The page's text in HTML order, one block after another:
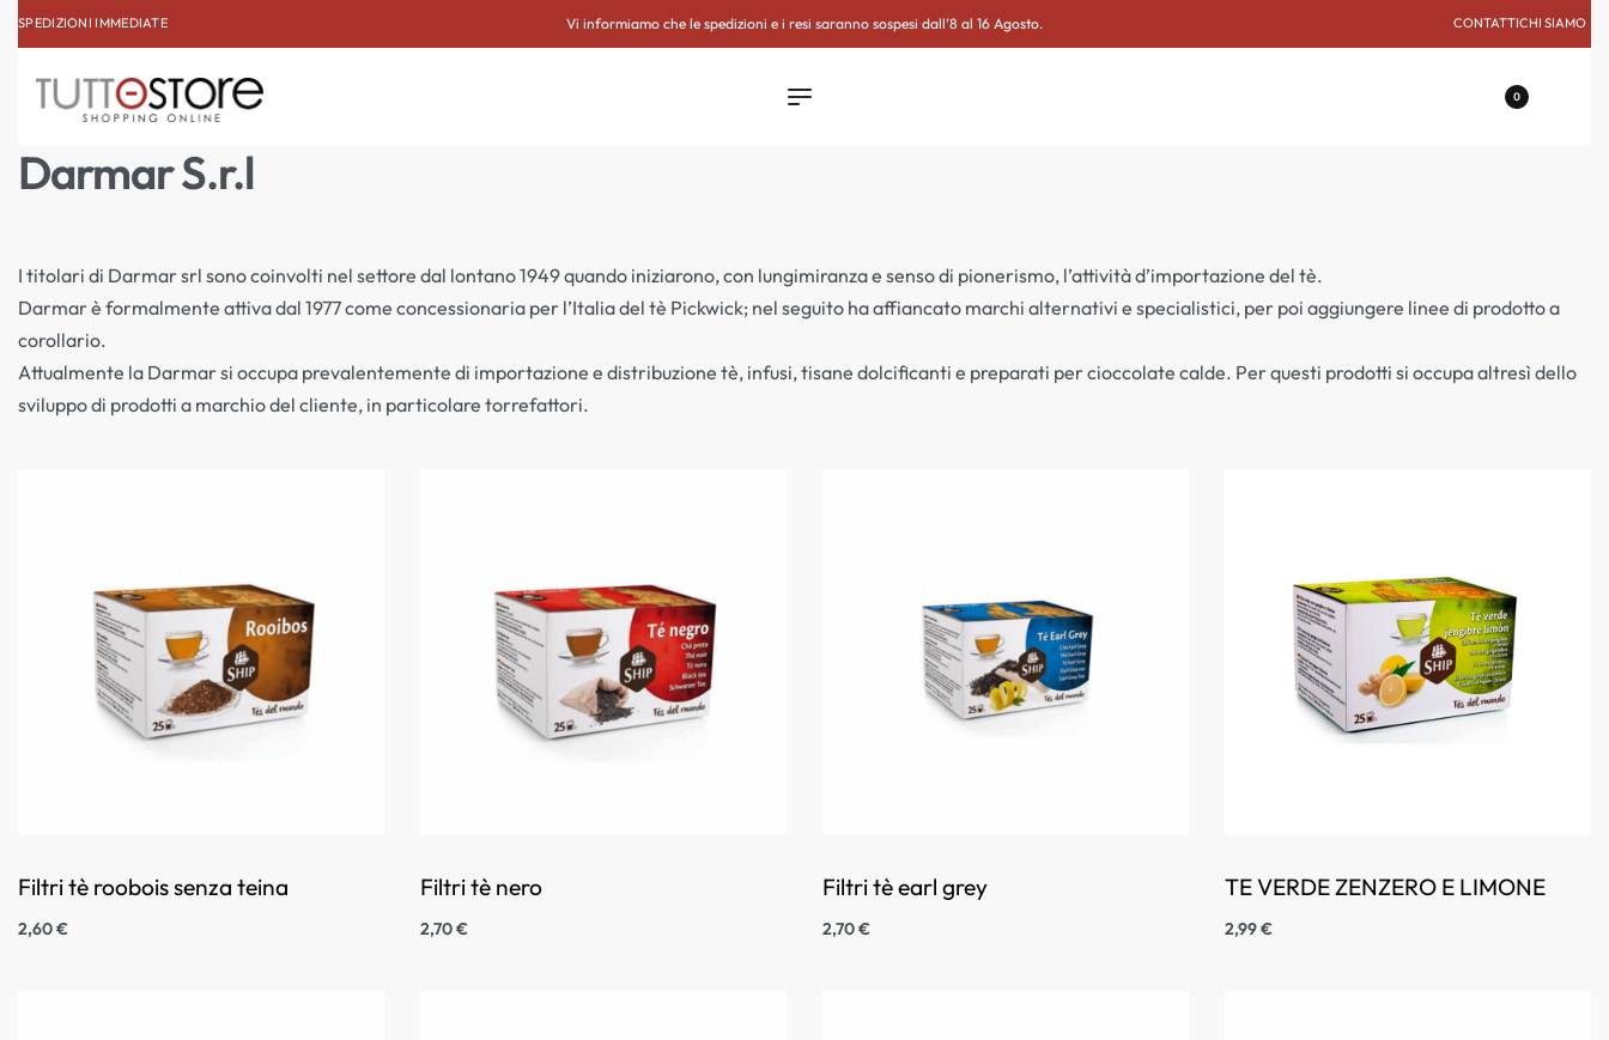
SPEDIZIONI IMMEDIATE ISCRIVITI ALLA NEWSLETTERVi informiamo che le spedizioni e i resi saranno sospesi dall’8 al 16 Agosto. CONTATTICHI SIAMO
0
Darmar S.r.l
I titolari di Darmar srl sono coinvolti nel settore dal lontano 1949 quando iniziarono, con lungimiranza e senso di pionerismo, l’attività d’importazione del tè.
Darmar è formalmente attiva dal 1977 come concessionaria per l’Italia del tè Pickwick; nel seguito ha affiancato marchi alternativi e specialistici, per poi aggiungere linee di prodotto a
corollario.
Attualmente la Darmar si occupa prevalentemente di importazione e distribuzione tè, infusi, tisane dolcificanti e preparati per cioccolate calde. Per questi prodotti si occupa altresì dello
sviluppo di prodotti a marchio del cliente, in particolare torrefattori.
Filtri tè roobois senza teina
2,60€
Filtri tè nero
2,70€
Filtri tè earl grey
2,70€
TE VERDE ZENZERO E LIMONE
2,99€